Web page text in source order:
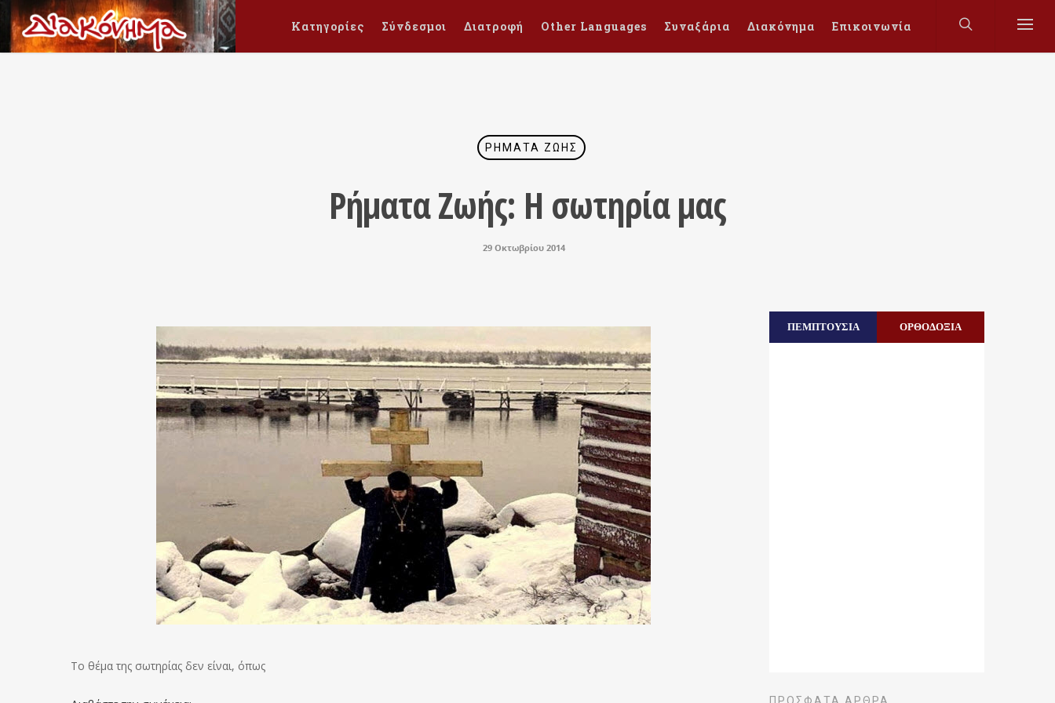
Κατηγορίες Σύνδεσμοι Διατροφή Other Languages Συναξάρια Διακόνημα Επικοινωνία
ΡΉΜΑΤΑ ΖΩΉΣ
Ρήματα Ζωής: Η σωτηρία μας
29 Οκτωβρίου 2014
Το θέμα της σωτηρίας δεν είναι, όπως
ΠΕΜΠΤΟΥΣΙΑ ΟΡΘΟΔΟΞΙΑ